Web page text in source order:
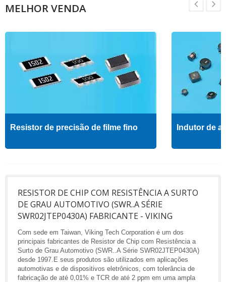
MELHOR VENDA
Resistor de precisão de filme fino Indutor de
RESISTOR DE CHIP COM RESISTÊNCIA A SURTO
DE GRAU AUTOMOTIVO (SWR..A SÉRIE
SWR02JTEP0430A) FABRICANTE - VIKING
Com sede em Taiwan, Viking Tech Corporation é um dos
principais fabricantes de Resistor de Chip com Resistência a
Surto de Grau Automotivo (SWR..A Série SWR02JTEP0430A)
desde 1997.E seus produtos são utilizados em aplicações
automotivas e de dispositivos eletrônicos, com tolerância de
fabricação de até 0,01% e TCR de até 2 ppm em uma ampla